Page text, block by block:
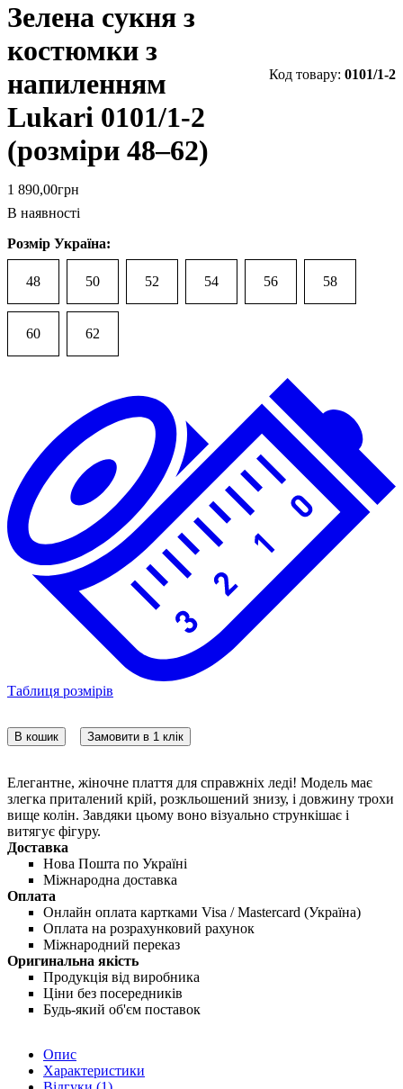
Зелена сукня з
костюмки з
напиленням
Lukari 0101/1-2
(розміри 48–62)
0101/1-2
1 890,00грн
В наявності
Розмір Україна:
48 50 52 54 56 58
60 62
Таблиця розмірів
В кошик Замовити в 1 клік
Елегантне, жіночне плаття для справжніх леді! Модель має
злегка приталений крій, розкльошений знизу, і довжину трохи
вище колін. Завдяки цьому воно візуально стрункішає і
витягує фігуру.
Доставка
Нова Пошта по Україні
Міжнародна доставка
Оплата
Онлайн оплата картками Visa / Mastercard (Україна)
Оплата на розрахунковий рахунок
Міжнародний переказ
Оригинальна якість
Продукція від виробника
Ціни без посередників
Будь-який об'єм поставок
Опис
Характеристики